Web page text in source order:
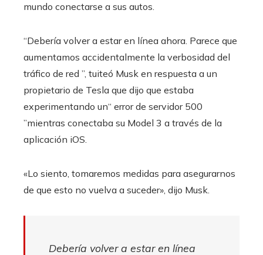
mundo conectarse a sus autos.
“Debería volver a estar en línea ahora. Parece que
aumentamos accidentalmente la verbosidad del
tráfico de red ”, tuiteó Musk en respuesta a un
propietario de Tesla que dijo que estaba
experimentando un“ error de servidor 500
”mientras conectaba su Model 3 a través de la
aplicación iOS.
«Lo siento, tomaremos medidas para asegurarnos
de que esto no vuelva a suceder», dijo Musk.
Debería volver a estar en línea